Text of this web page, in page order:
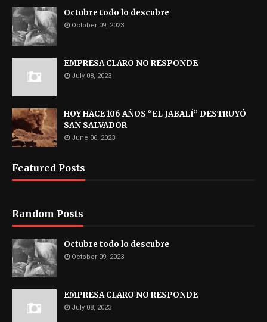
Octubre todo lo descubre
October 09, 2023
EMPRESA CLARO NO RESPONDE
July 08, 2023
HOY HACE 106 AÑOS “EL JABALÍ” DESTRUYÓ
SAN SALVADOR
June 06, 2023
Featured Posts
Random Posts
Octubre todo lo descubre
October 09, 2023
EMPRESA CLARO NO RESPONDE
July 08, 2023